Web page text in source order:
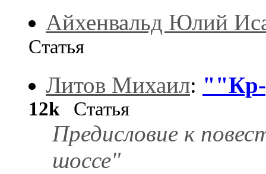
Айхенвальд Юлий
Статья
Литов Михаил: ""Кр-
12kСтатья
Предисловие к
шоссе"